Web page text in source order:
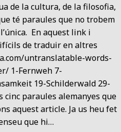
de la cultura, de la filosofia,
té paraules que no trobem
En aquest link i
de traduir en altres
untranslatable-words-
1-Fernweh 7-
19-Schilderwald 29-
cinc paraules alemanyes que
aquest article. Ja us heu fet
que hi…